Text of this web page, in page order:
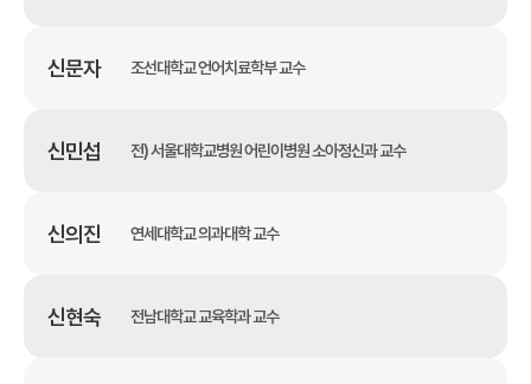
신문자 조선대학교 언어치료학부 교수
신민섭 전) 서울대학교병원 어린이병원 소아정신과 교수
신의진 연세대학교 의과대학 교수
신현숙 전남대학교 교육학과 교수